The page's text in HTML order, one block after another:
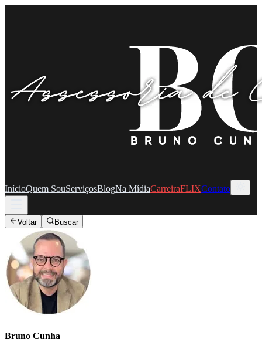
InícioQuem SouServiçosBlogNa MídiaCarreiraFLIXContato
Voltar Buscar
Bruno Cunha